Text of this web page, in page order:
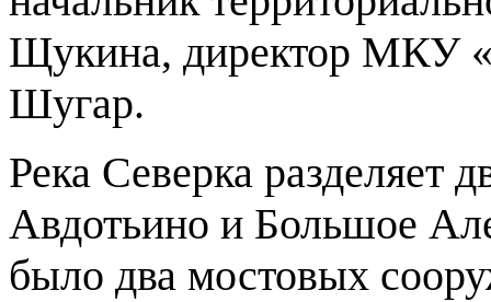
Щукина, директор МКУ
Шугар.
Река Северка разделяет
Авдотьино и Большое
было два мостовых